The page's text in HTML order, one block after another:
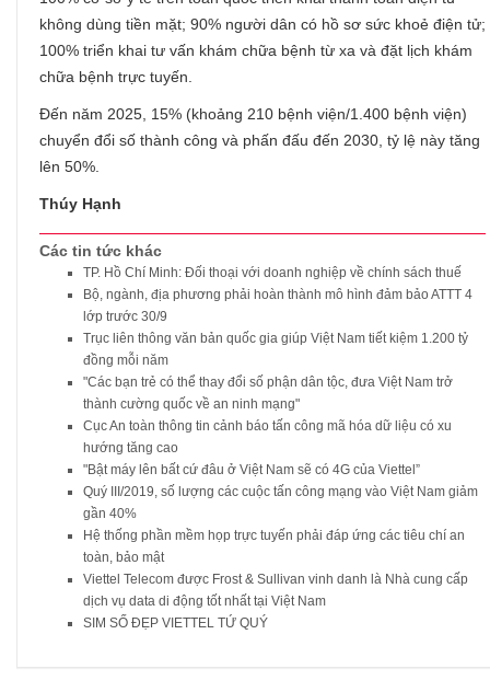
không dùng tiền mặt; 90% người dân có hồ sơ sức khoẻ điện tử;
100% triển khai tư vấn khám chữa bệnh từ xa và đặt lịch khám
chữa bệnh trực tuyến.
Đến năm 2025, 15% (khoảng 210 bệnh viện/1.400 bệnh viện)
chuyển đổi số thành công và phấn đấu đến 2030, tỷ lệ này tăng
lên 50%.
Thúy Hạnh
Các tin tức khác
TP. Hồ Chí Minh: Đối thoại với doanh nghiệp về chính sách thuế
Bộ, ngành, địa phương phải hoàn thành mô hình đảm bảo ATTT 4
lớp trước 30/9
Trục liên thông văn bản quốc gia giúp Việt Nam tiết kiệm 1.200 tỷ
đồng mỗi năm
"Các bạn trẻ có thể thay đổi số phận dân tộc, đưa Việt Nam trở
thành cường quốc về an ninh mạng"
Cục An toàn thông tin cảnh báo tấn công mã hóa dữ liệu có xu
hướng tăng cao
"Bật máy lên bất cứ đâu ở Việt Nam sẽ có 4G của Viettel”
Quý III/2019, số lượng các cuộc tấn công mạng vào Việt Nam giảm
gần 40%
Hệ thống phần mềm họp trực tuyến phải đáp ứng các tiêu chí an
toàn, bảo mật
Viettel Telecom được Frost & Sullivan vinh danh là Nhà cung cấp
dịch vụ data di động tốt nhất tại Việt Nam
SIM SỐ ĐẸP VIETTEL TỨ QUÝ